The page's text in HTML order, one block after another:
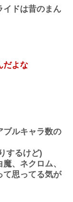
イドは昔のまん
だよな
ブルキャラ数の
するけど)
、ネクロム、
て思ってる気が